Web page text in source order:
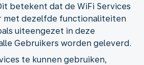
betekent dat de WiFi Services
met dezelfde functionaliteiten
uiteengezet in deze
Gebruikers worden geleverd.
te kunnen gebruiken,